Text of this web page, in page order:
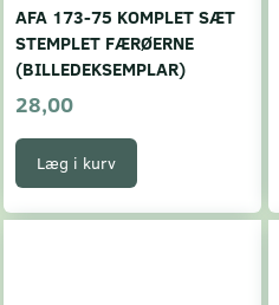
AFA 173-75 KOMPLET SÆT
STEMPLET FÆRØERNE
(BILLEDEKSEMPLAR)
28,00
Læg i kurv